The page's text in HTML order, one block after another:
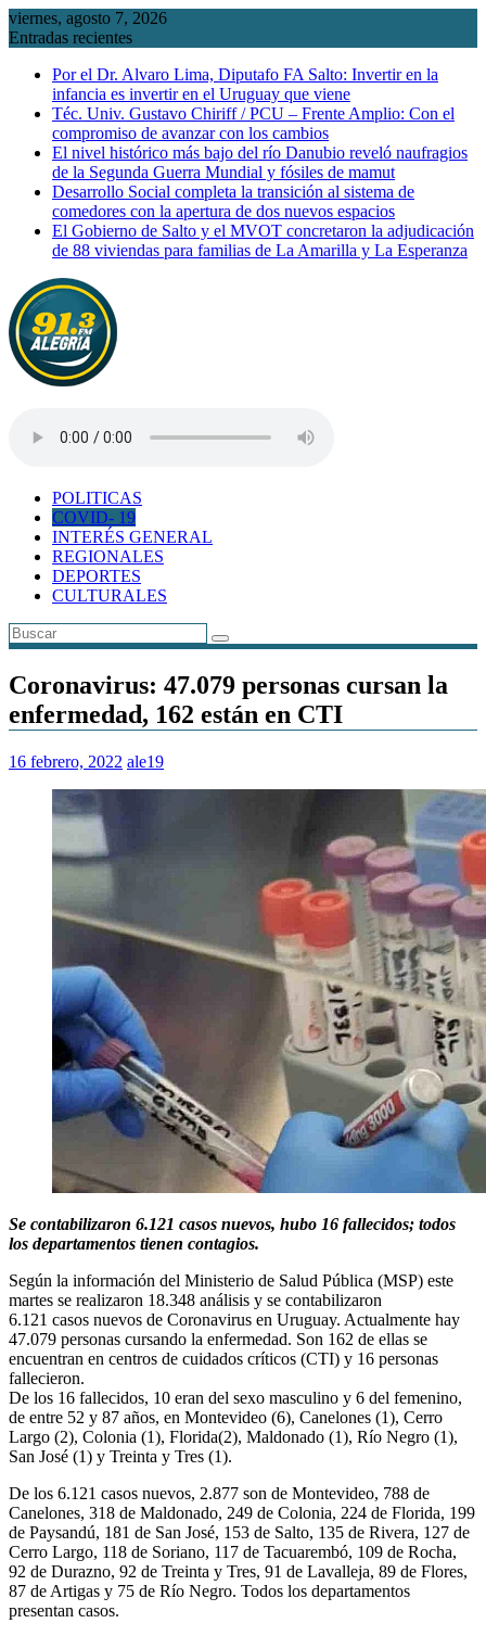
Saltar
al
viernes, agosto 7, 2026
Entradas recientes
Por el Dr. Alvaro Lima, Diputafo FA Salto: Invertir en la
infancia es invertir en el Uruguay que viene
Téc. Univ. Gustavo Chiriff / PCU – Frente Amplio: Con el
compromiso de avanzar con los cambios
El nivel histórico más bajo del río Danubio reveló naufragios
de la Segunda Guerra Mundial y fósiles de mamut
Desarrollo Social completa la transición al sistema de
comedores con la apertura de dos nuevos espacios
El Gobierno de Salto y el MVOT concretaron la adjudicación
de 88 viviendas para familias de La Amarilla y La Esperanza
POLITICAS
COVID- 19
INTERÉS GENERAL
REGIONALES
DEPORTES
CULTURALES
Coronavirus: 47.079 personas cursan la
enfermedad, 162 están en CTI
16 febrero, 2022 ale19
Se contabilizaron 6.121 casos nuevos, hubo 16 fallecidos; todos
los departamentos tienen contagios.
Según la información del Ministerio de Salud Pública (MSP) este
martes se realizaron 18.348 análisis y se contabilizaron
6.121 casos nuevos de Coronavirus en Uruguay. Actualmente hay
47.079 personas cursando la enfermedad. Son 162 de ellas se
encuentran en centros de cuidados críticos (CTI) y 16 personas
fallecieron.
De los 16 fallecidos, 10 eran del sexo masculino y 6 del femenino,
de entre 52 y 87 años, en Montevideo (6), Canelones (1), Cerro
Largo (2), Colonia (1), Florida(2), Maldonado (1), Río Negro (1),
San José (1) y Treinta y Tres (1).
De los 6.121 casos nuevos, 2.877 son de Montevideo, 788 de
Canelones, 318 de Maldonado, 249 de Colonia, 224 de Florida, 199
de Paysandú, 181 de San José, 153 de Salto, 135 de Rivera, 127 de
Cerro Largo, 118 de Soriano, 117 de Tacuarembó, 109 de Rocha,
92 de Durazno, 92 de Treinta y Tres, 91 de Lavalleja, 89 de Flores,
87 de Artigas y 75 de Río Negro. Todos los departamentos
presentan casos.